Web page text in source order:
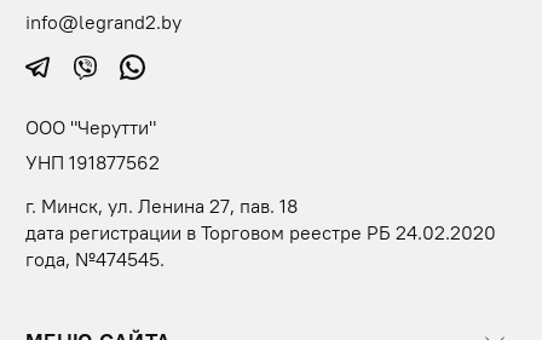
info@legrand2.by
ООО "Черутти"
УНП 191877562
г. Минск, ул. Ленина 27, пав. 18
дата регистрации в Торговом реестре РБ 24.02.2020
года, №474545.